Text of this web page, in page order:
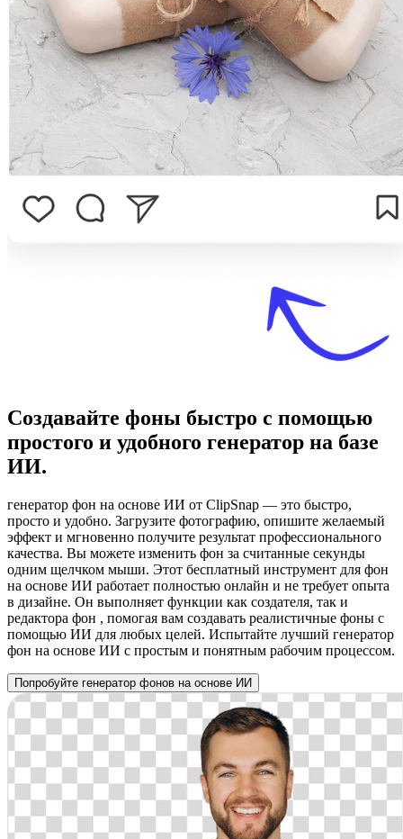
Создавайте фоны быстро с помощью
простого и удобного генератор на базе
ИИ.
генератор фон на основе ИИ от ClipSnap — это быстро,
просто и удобно. Загрузите фотографию, опишите желаемый
эффект и мгновенно получите результат профессионального
качества. Вы можете изменить фон за считанные секунды
одним щелчком мыши. Этот бесплатный инструмент для фон
на основе ИИ работает полностью онлайн и не требует опыта
в дизайне. Он выполняет функции как создателя, так и
редактора фон , помогая вам создавать реалистичные фоны с
помощью ИИ для любых целей. Испытайте лучший генератор
фон на основе ИИ с простым и понятным рабочим процессом.
Попробуйте генератор фонов на основе ИИ